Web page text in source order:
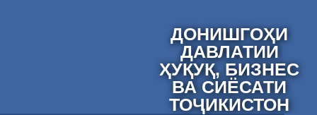
ДОНИШГОҲИ
ДАВЛАТИИ
ҲУҚУҚ, БИЗНЕС
ВА СИЁСАТИ
ТОҶИКИСТОН